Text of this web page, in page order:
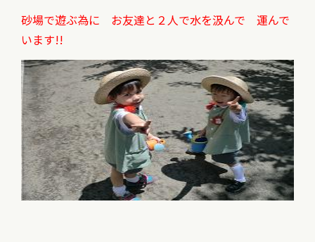
砂場で遊ぶ為に お友達と２人で水を汲んで 運んで
います!!